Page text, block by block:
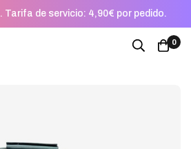
de servicio: 4,90€ por pedido.
0